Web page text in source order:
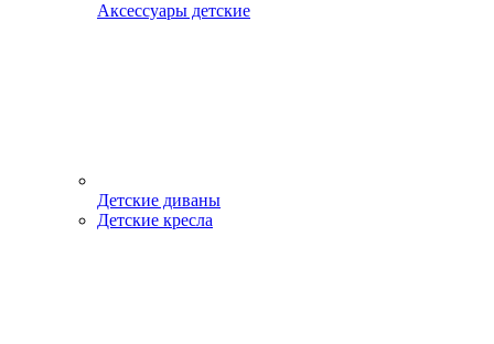
Аксессуары детские
Детские диваны
Детские кресла